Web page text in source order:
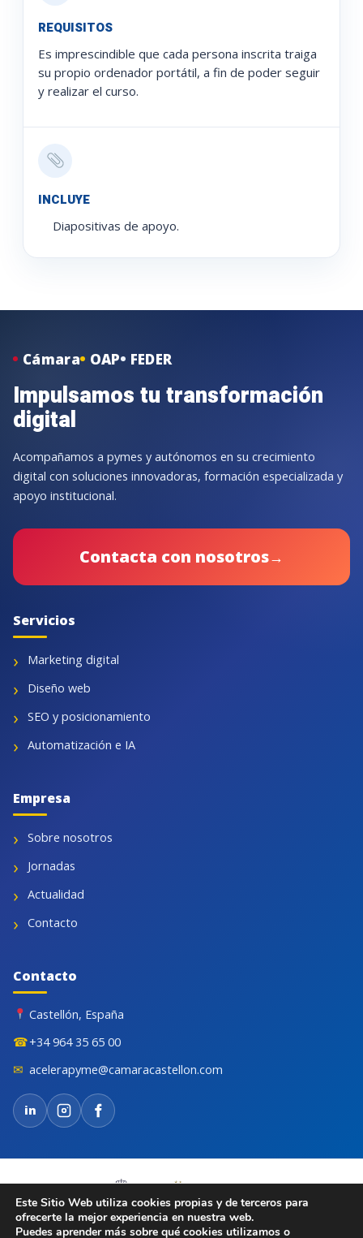
REQUISITOS
Es imprescindible que cada persona inscrita traiga
su propio ordenador portátil, a fin de poder seguir
y realizar el curso.
INCLUYE
Diapositivas de apoyo.
Cámara OAP FEDER
Impulsamos tu transformación
digital
Acompañamos a pymes y autónomos en su crecimiento
digital con soluciones innovadoras, formación especializada y
apoyo institucional.
Contacta con nosotros→
Servicios
Marketing digital
Diseño web
SEO y posicionamiento
Automatización e IA
Empresa
Sobre nosotros
Jornadas
Actualidad
Contacto
Contacto
Castellón, España
☎+34 964 35 65 00
✉ acelerapyme@camaracastellon.com
in
Este Sitio Web utiliza cookies propias y de terceros para
ofrecerte la mejor experiencia en nuestra web.
Puedes aprender más sobre qué cookies utilizamos o